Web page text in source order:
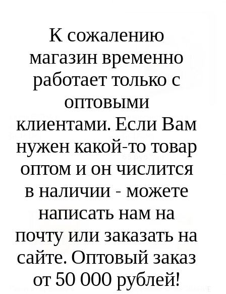
ассортименте 8х8х6см (SIJ
Подарочная свеча в
горшочке 8х8х6 см (SIJ
Подсвечник ОЧАРОВАНИЕ
К сожалению
магазин временно
работает только с
оптовыми
клиентами. Если Вам
нужен какой-то товар
оптом и он числится
в наличии - можете
написать нам на
почту или заказать на
сайте. Оптовый заказ
от 50 000 рублей!